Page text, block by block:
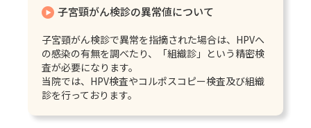
子宮頸がん検診の異常値について
子宮頸がん検診で異常を指摘された場合は、HPVへ
の感染の有無を調べたり、「組織診」という精密検
査が必要になります。
当院では、HPV検査やコルポスコピー検査及び組織
診を行っております。